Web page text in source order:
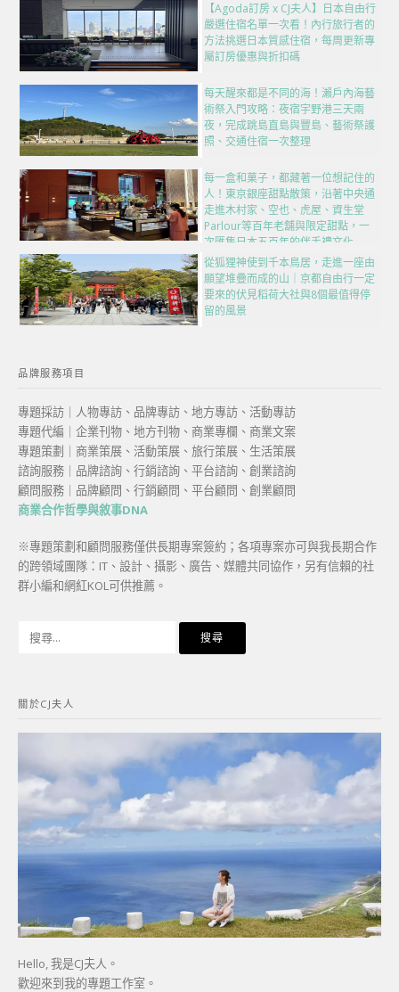
【Agoda訂房 x CJ夫人】日本自由行
嚴選住宿名單一次看！內行旅行者的
方法挑選日本質感住宿，每周更新專
屬訂房優惠與折扣碼
每天醒來都是不同的海！瀨戶內海藝
術祭入門攻略：夜宿宇野港三天兩
夜，完成跳島直島與豐島、藝術祭護
照、交通住宿一次整理
每一盒和菓子，都藏著一位想記住的
人！東京銀座甜點散策，沿著中央通
走進木村家、空也、虎屋、資生堂
Parlour等百年老舖與限定甜點，一
次匯集日本五百年的伴手禮文化
從狐狸神使到千本鳥居，走進一座由
願望堆疊而成的山｜京都自由行一定
要來的伏見稻荷大社與8個最值得停
留的風景
品牌服務項目
專題採訪｜人物專訪、品牌專訪、地方專訪、活動專訪
專題代編｜企業刊物、地方刊物、商業專欄、商業文案
專題策劃｜商業策展、活動策展、旅行策展、生活策展
諮詢服務｜品牌諮詢、行銷諮詢、平台諮詢、創業諮詢
顧問服務｜品牌顧問、行銷顧問、平台顧問、創業顧問
商業合作哲學與敘事DNA
※專題策劃和顧問服務僅供長期專案簽約；各項專案亦可與我長期合作
的跨領域團隊：IT、設計、攝影、廣告、媒體共同協作，另有信賴的社
群小編和網紅KOL可供推薦。
字:
關於CJ夫人
Hello, 我是CJ夫人。
歡迎來到我的專題工作室。